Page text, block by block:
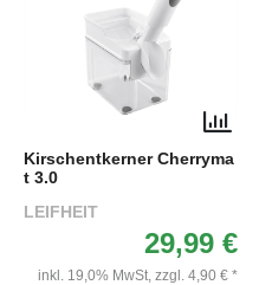
Kirschentkerner Cherryma
t 3.0
LEIFHEIT
29,99 €
inkl. 19,0% MwSt, zzgl. 4,90 € *